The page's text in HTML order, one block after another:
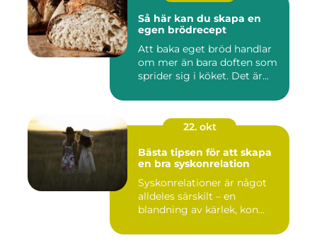
Så här kan du skapa en
egen brödrecept
Att baka eget bröd handlar
om mer än bara doften som
sprider sig i köket. Det är...
22. okt
Bästa tipsen för att skapa
en bra syskonrelation
Syskonrelationer är något
alldeles särskilt – en
blandning av kärlek, kon...